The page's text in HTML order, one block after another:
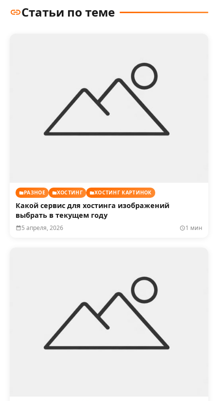
Статьи по теме
РАЗНОЕ ХОСТИНГ ХОСТИНГ КАРТИНОК
Какой сервис для хостинга изображений
выбрать в текущем году
5 апреля, 2026 1 мин